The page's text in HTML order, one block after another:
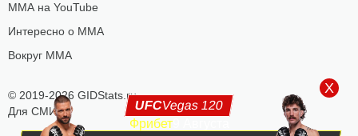
© 2019-2026 GIDStats.ru
Для СМИ
ММА на YouTube
Интересно о ММА
Вокруг ММА
UFCVegas 120
9 Августа
Фрибет
X